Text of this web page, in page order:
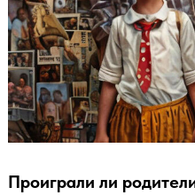
Проиграли ли